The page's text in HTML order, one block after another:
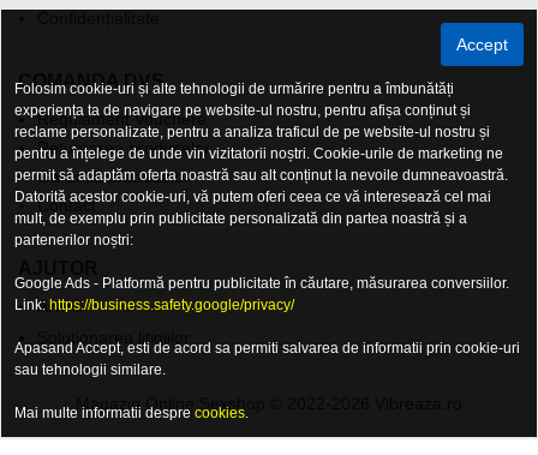
COMANDA DVS.
Regulament Vouchere
Returnarea produselor
Garanția produselor
Contact
ANPC
Magazin Online Sexshop © 2022-2026 Vibreaza.ro
Accept
Folosim cookie-uri și alte tehnologii de urmărire pentru a îmbunătăți
experiența ta de navigare pe website-ul nostru, pentru afișa conținut și
reclame personalizate, pentru a analiza traficul de pe website-ul nostru și
pentru a înțelege de unde vin vizitatorii noștri. Cookie-urile de marketing ne
permit să adaptăm oferta noastră sau alt conținut la nevoile dumneavoastră.
Datorită acestor cookie-uri, vă putem oferi ceea ce vă interesează cel mai
mult, de exemplu prin publicitate personalizată din partea noastră și a
partenerilor noștri:
Google Ads - Platformă pentru publicitate în căutare, măsurarea conversiilor.
Link: https://business.safety.google/privacy/
Apasand Accept, esti de acord sa permiti salvarea de informatii prin cookie-uri
sau tehnologii similare.
Mai multe informatii despre cookies.